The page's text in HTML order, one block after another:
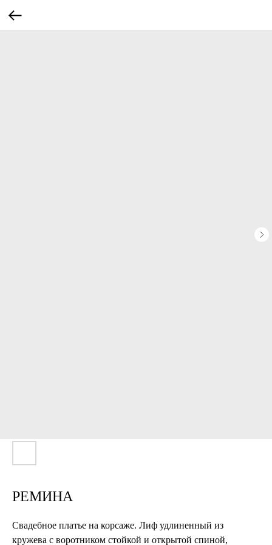
РЕМИНА
Свадебное платье на корсаже. Лиф удлиненный из
кружева с воротником стойкой и открытой спиной,